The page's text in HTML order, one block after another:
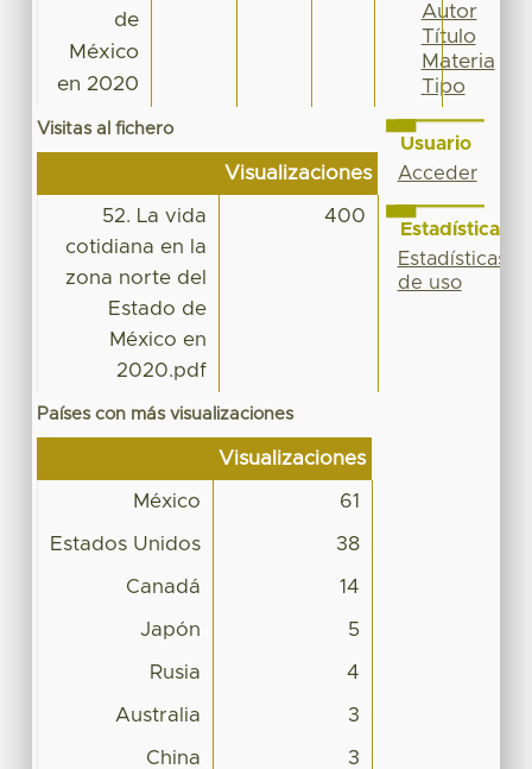
de
México
en 2020
Visitas al fichero
Visualizaciones
52. La vida
cotidiana en la
zona norte del
Estado de
México en
2020.pdf
400
Países con más visualizaciones
Visualizaciones
México 61
Estados Unidos 38
Canadá 14
Japón 5
Rusia 4
Australia 3
China 3
Autor
Título
Materia
Tipo
Usuario
Acceder
Estadísticas
Estadísticas
de uso